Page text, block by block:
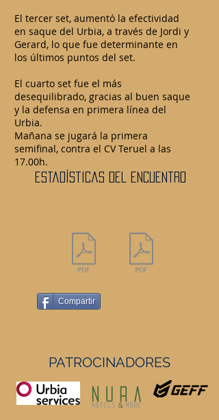
El tercer set, aumentó la efectividad
en saque del Urbia, a través de Jordi y
Gerard, lo que fue determinante en
los últimos puntos del set.
El cuarto set fue el más
desequilibrado, gracias al buen saque
y la defensa en primera línea del
Urbia.
Mañana se jugará la primera
semifinal, contra el CV Teruel a las
17.00h.
estadísticas del encuentro
Compartir
PATROCINADORES